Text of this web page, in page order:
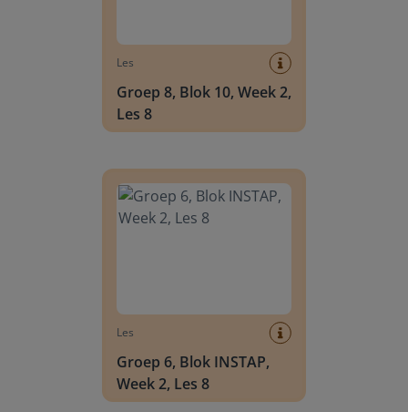
Les
Groep 8, Blok 10, Week 2,
Les 8
Les
Groep 6, Blok INSTAP,
Week 2, Les 8